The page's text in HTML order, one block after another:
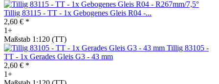
Tillig 83115 - TT - 1x Gebogenes Gleis R04 -...
2,60 € *
1+
Maßstab 1:120 (TT)
Tillig 83105 -
TT - 1x Gerades Gleis G3 - 43 mm
2,60 € *
1+